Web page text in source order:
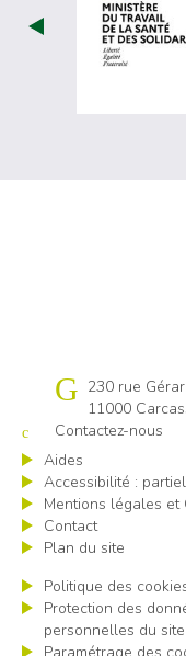
Cap emploi 11
230 rue
11000
Contactez-nous
Aides
Accessibilité :
Mentions légales et
Contact
Plan du site
Politique des
Protection des
personnelles du